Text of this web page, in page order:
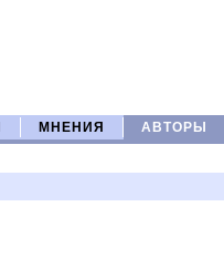
МНЕНИЯ АВТОРЫ